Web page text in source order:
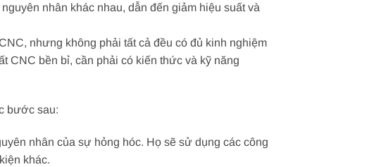
nhân khác nhau, dẫn đến giảm hiệu suất và
nhưng không phải tất cả đều có đủ kinh nghiệm
CNC bền bỉ, cần phải có kiến thức và kỹ năng
bước sau:
nhân của sự hỏng hóc. Họ sẽ sử dụng các công
khác.